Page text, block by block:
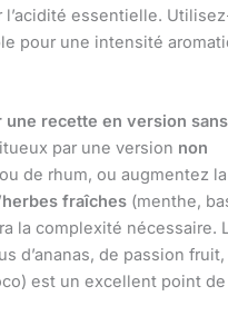
l’acidité essentielle.
pour une intensité
une recette en version
par une version non
de rhum, ou augmentez
herbes fraîches (menthe,
la complexité nécessaire.
d’ananas, de passion
est un excellent point de